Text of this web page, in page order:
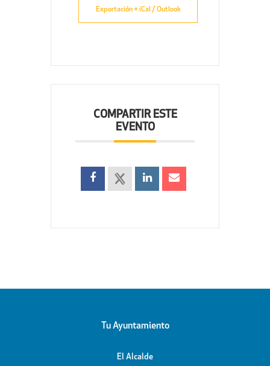
Exportación + iCal / Outlook
COMPARTIR ESTE
EVENTO
Tu Ayuntamiento
El Alcalde